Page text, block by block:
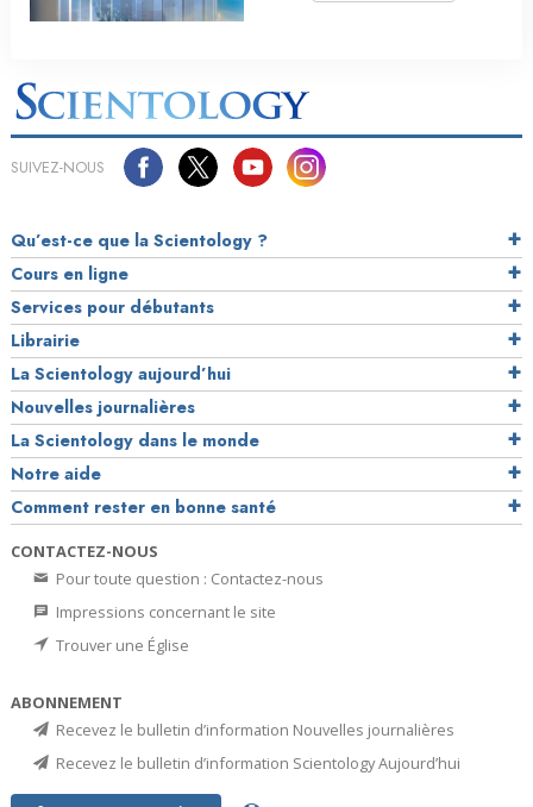
SUIVEZ-NOUS
Qu’est-ce que la Scientology ?
Cours en ligne
Services pour débutants
Librairie
La Scientology aujourd’hui
Nouvelles journalières
La Scientology dans le monde
Notre aide
Comment rester en bonne santé
CONTACTEZ-NOUS
Pour toute question : Contactez-nous
Impressions concernant le site
Trouver une Église
ABONNEMENT
Recevez le bulletin d’information Nouvelles journalières
Recevez le bulletin d’information Scientology Aujourd’hui